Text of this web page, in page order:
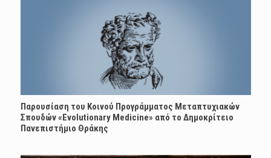
Παρουσίαση του Κοινού Προγράμματος Μεταπτυχιακών
Σπουδών «Evolutionary Medicine» από το Δημοκρίτειο
Πανεπιστήμιο Θράκης